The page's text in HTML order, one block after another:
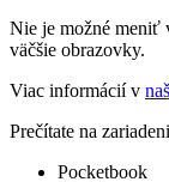
Nie je možné meniť
väčšie obrazovky.
Viac informácií v
Prečítate na
Pocketbook